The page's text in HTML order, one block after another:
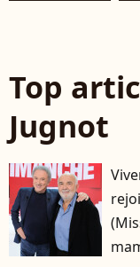
Top
Jugnot